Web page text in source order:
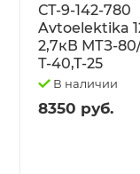
СТ-9-142-780
Avtoelektika
2,7кВ МТЗ-
Т-40,Т-25
В наличии
8350 руб.